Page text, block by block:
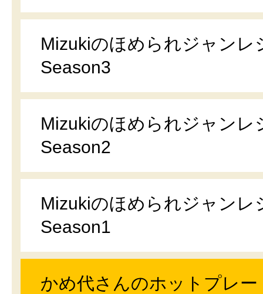
Mizukiのほめられジャンレ
Season3
Mizukiのほめられジャンレ
Season2
Mizukiのほめられジャンレ
Season1
かめ代さんのホットプレー